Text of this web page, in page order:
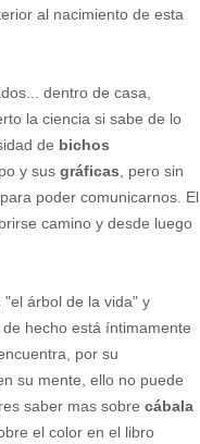
al nacimiento de esta
dentro de casa,
la ciencia si sabe de lo
de bichos
y sus gráficas , pero sin
poder comunicarnos. El
camino y desde luego
árbol de la vida" y
hecho está íntimamente
por su
su mente, ello no puede
saber mas sobre cábala
el color en el libro